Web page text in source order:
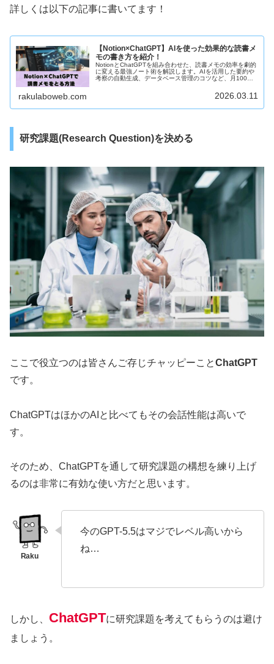
詳しくは以下の記事に書いてます！
【Notion×ChatGPT】AIを使った効果的な読書メ
モの書き方を紹介！
NotionとChatGPTを組み合わせた、読書メモの効率を劇的
に変える最強ノート術を解説します。AIを活用した要約や
考察の自動生成、データベース管理のコツなど、月100冊
rakulaboweb.com 2026.03.11
研究課題(Research Question)を決める
ここで役立つのは皆さんご存じチャッピーことChatGPT
です。
ChatGPTはほかのAIと比べてもその会話性能は高いで
す。
そのため、ChatGPTを通して研究課題の構想を練り上げ
るのは非常に有効な使い方だと思います。
今のGPT-5.5はマジでレベル高いから
ね…
しかし、 ChatGPTに研究課題を考えてもらうのは避け
ましょう。